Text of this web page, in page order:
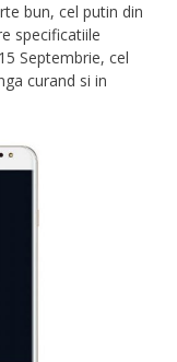
bun, cel putin din
specificatiile
Septembrie, cel
curand si in